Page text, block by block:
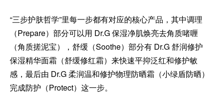
“三步护肤哲学”里每一步都有对应的核心产品，其中调理
（Prepare）部分可以用 Dr.G 保湿净肌焕亮去角质啫喱
（角质搓泥宝），舒缓（Soothe）部分有 Dr.G 舒润修护
保湿精华面霜（舒缓修红霜）来快速平抑泛红和修护敏
感，最后由 Dr.G 柔润温和修护物理防晒霜（小绿盾防晒）
完成防护（Protect）这一步。